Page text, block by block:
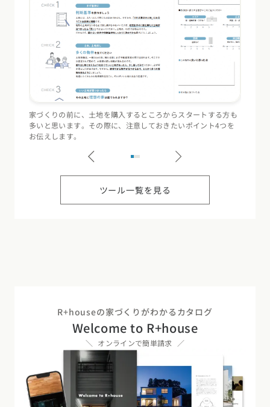
家づくりの前に、土地を購入するところからスタートする方も
多いと思います。その際に、注意しておきたいポイント4つを
お伝えします。
ツール一覧を見る
カタログ イベント検索 工務店無料相談